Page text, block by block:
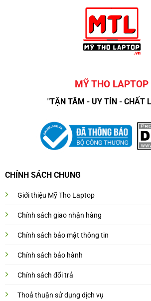
MỸ THO LAPTOP
"TẬN TÂM - UY TÍN - CHẤT
CHÍNH SÁCH CHUNG
Giới thiệu Mỹ Tho Laptop
Chính sách giao nhận hàng
Chính sách bảo mật thông tin
Chính sách bảo hành
Chính sách đổi trả
Thoả thuận sử dụng dịch vụ